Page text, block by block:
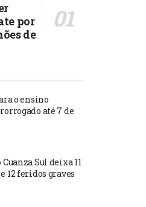
por
de
o ensino
até 7 de
Sul deixa 11
12 feridos graves